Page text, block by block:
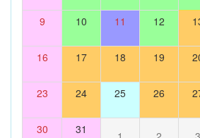
9 10 11 12
16 17 18 19
23 24 25 26
30 31